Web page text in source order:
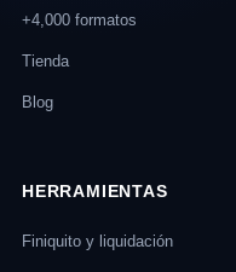
+4,000 formatos
Tienda
Blog
HERRAMIENTAS
Finiquito y liquidación